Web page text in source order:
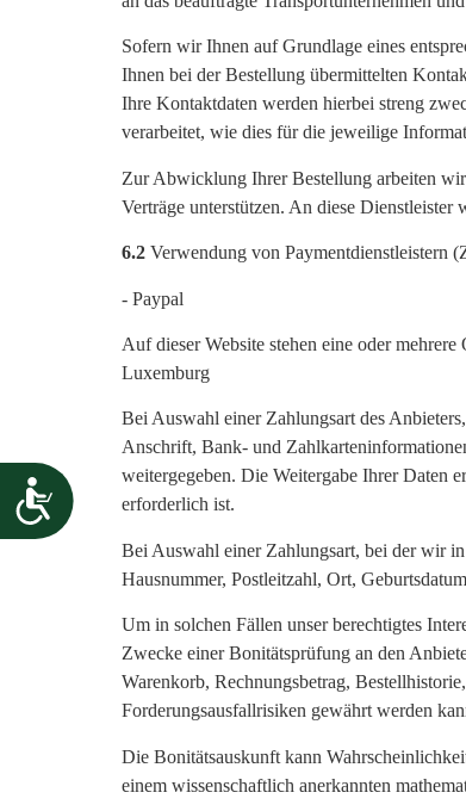
Sofern wir Ihnen auf Grundlage eines
Ihnen bei der Bestellung übermittelten
Ihre Kontaktdaten werden hierbei streng
verarbeitet, wie dies für die jeweilige
Zur Abwicklung Ihrer Bestellung arbeiten wir
Verträge unterstützen. An diese Dienstleister
6.2 Verwendung von Paymentdienstleistern
- Paypal
Auf dieser Website stehen eine oder
Luxemburg
Bei Auswahl einer Zahlungsart des
Anschrift, Bank- und
weitergegeben. Die Weitergabe Ihrer Daten
erforderlich ist.
Bei Auswahl einer Zahlungsart, bei der wir
Hausnummer, Postleitzahl, Ort,
Um in solchen Fällen unser berechtigtes
Zwecke einer Bonitätsprüfung an den
Warenkorb, Rechnungsbetrag,
Forderungsausfallrisiken gewährt werden
Die Bonitätsauskunft kann
einem wissenschaftlich anerkannten